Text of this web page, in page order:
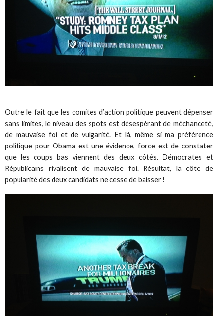
Outre le fait que les comites d’action politique peuvent dépenser
sans limites, le niveau des spots est désespérant de méchanceté,
de mauvaise foi et de vulgarité. Et là, même si ma préférence
politique pour Obama est une évidence, force est de constater
que les coups bas viennent des deux côtés. Démocrates et
Républicains rivalisent de mauvaise foi. Résultat, la côte de
popularité des deux candidats ne cesse de baisser !